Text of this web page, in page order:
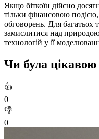
Якщо біткоїн дійсно
тільки фінансовою
обговорень. Для багатьох
замислитися над
технологій у її
Чи була
👍
0
👎
0